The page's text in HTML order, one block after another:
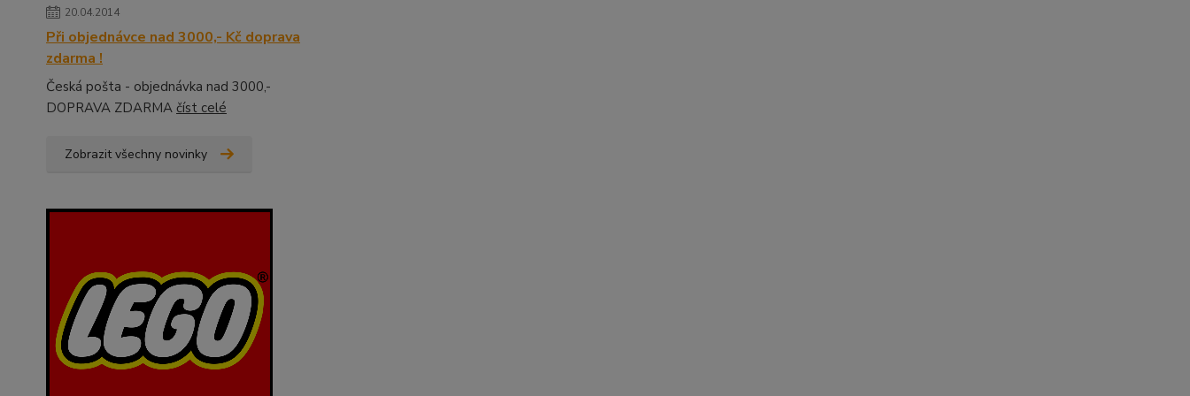
20.04.2014
Při objednávce nad 3000,- Kč doprava
zdarma !
Česká pošta - objednávka nad 3000,-
DOPRAVA ZDARMA číst celé
Zobrazit všechny novinky